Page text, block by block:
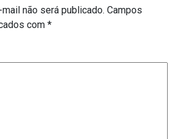
não será publicado. Campos
com *